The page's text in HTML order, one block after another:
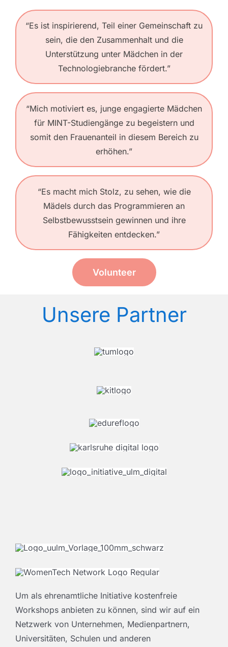
“Es ist inspirierend, Teil einer Gemeinschaft zu
sein, die den Zusammenhalt und die
Unterstützung unter Mädchen in der
Technologiebranche fördert.”
“Mich motiviert es, junge engagierte Mädchen
für MINT-Studiengänge zu begeistern und
somit den Frauenanteil in diesem Bereich zu
erhöhen.”
“Es macht mich Stolz, zu sehen, wie die
Mädels durch das Programmieren an
Selbstbewusstsein gewinnen und ihre
Fähigkeiten entdecken.”
Volunteer
Unsere Partner
Um als ehrenamtliche Initiative kostenfreie
Workshops anbieten zu können, sind wir auf ein
Netzwerk von Unternehmen, Medienpartnern,
Universitäten, Schulen und anderen